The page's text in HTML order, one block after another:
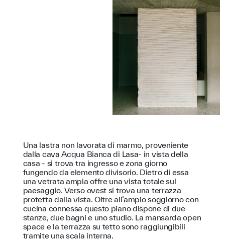
Una lastra non lavorata di marmo, proveniente
dalla cava Acqua Bianca di Lasa- in vista della
casa - si trova tra ingresso e zona giorno
fungendo da elemento divisorio. Dietro di essa
una vetrata ampia offre una vista totale sul
paesaggio. Verso ovest si trova una terrazza
protetta dalla vista. Oltre all’ampio soggiorno con
cucina connessa questo piano dispone di due
stanze, due bagni e uno studio. La mansarda open
space e la terrazza su tetto sono raggiungibili
tramite una scala interna.